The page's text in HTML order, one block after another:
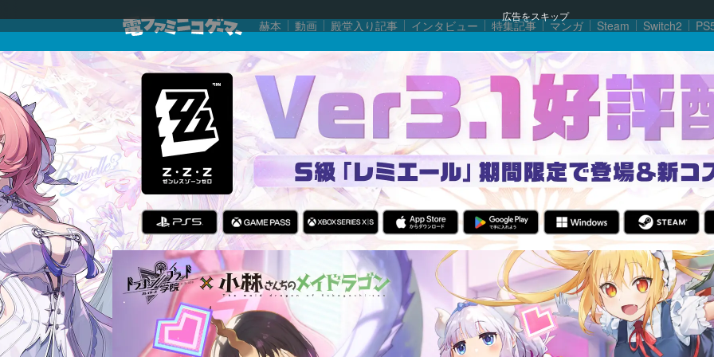
広告をスキップ
赫本 動画 殿堂入り記事 インタビュー 特集記事 マンガ Steam Switch2